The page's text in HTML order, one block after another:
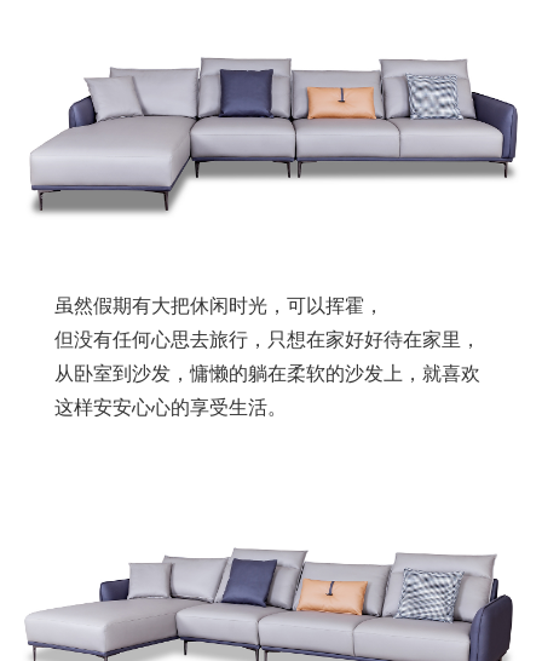
虽然假期有大把休闲时光，可以挥霍，
但没有任何心思去旅行，只想在家好好待在家里，
从卧室到沙发，慵懒的躺在柔软的沙发上，就喜欢
这样安安心心的享受生活。